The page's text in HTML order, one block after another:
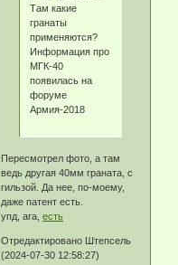
Там какие
гранаты
применяются?
Информация про
МГК-40
появилась на
форуме
Армия-2018
Пересмотрел фото, а там
ведь другая 40мм граната, с
гильзой. Да нее, по-моему,
даже патент есть.
упд, ага,есть
Отредактировано Штепсель
(2024-07-30 12:58:27)